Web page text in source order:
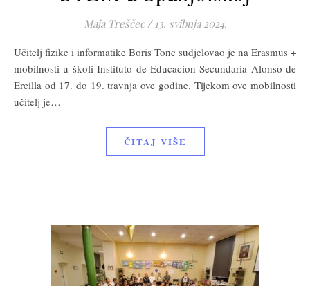
Maja Treščec / 13. svibnja 2024.
Učitelj fizike i informatike Boris Tonc sudjelovao je na Erasmus +
mobilnosti u školi Instituto de Educacion Secundaria Alonso de
Ercilla od 17. do 19. travnja ove godine. Tijekom ove mobilnosti
učitelj je…
ČITAJ VIŠE